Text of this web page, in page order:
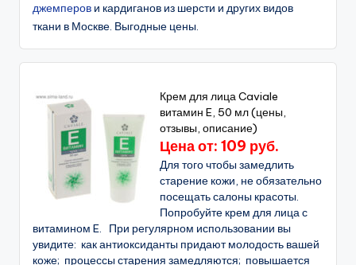
джемперов и кардиганов из шерсти и других видов
ткани в Москве. Выгодные цены.
Крем для лица Caviale
витамин E, 50 мл (цены,
отзывы, описание)
Цена от: 109 руб.
Для того чтобы замедлить
старение кожи, не обязательно
посещать салоны красоты.
Попробуйте крем для лица с
витамином E. При регулярном использовании вы
увидите: как антиоксиданты придают молодость вашей
коже; процессы старения замедляются; повышается